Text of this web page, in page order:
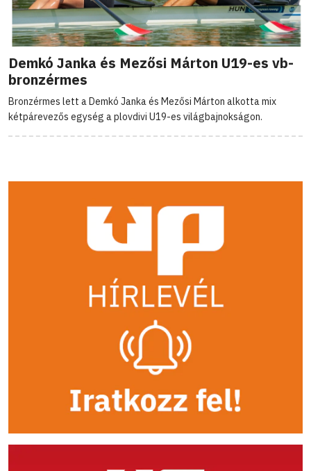
Demkó Janka és Mezősi Márton U19-es vb-
bronzérmes
Bronzérmes lett a Demkó Janka és Mezősi Márton alkotta mix
kétpárevezős egység a plovdivi U19-es világbajnokságon.